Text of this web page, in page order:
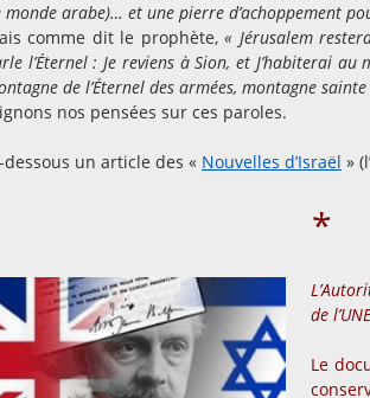
monde arabe)… et une pierre d’achoppement
comme dit le prophète,« Jérusalem
l’Éternel : Je reviens à Sion, et J’habiterai
de l’Éternel des armées, montagne sainte
nos pensées sur ces paroles.
dessous un article des « Nouvelles d’Israël »
*
de
Le